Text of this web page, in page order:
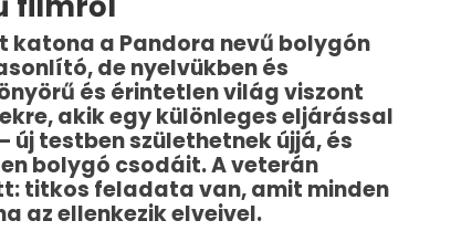
katona a Pandora nevű bolygón
de nyelvükben és
és érintetlen világ viszont
akik egy különleges eljárással
testben születhetnek újjá, és
bolygó csodáit. A veterán
titkos feladata van, amit minden
az ellenkezik elveivel.